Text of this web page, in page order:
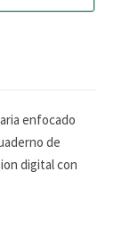
enfocado
de
digital con